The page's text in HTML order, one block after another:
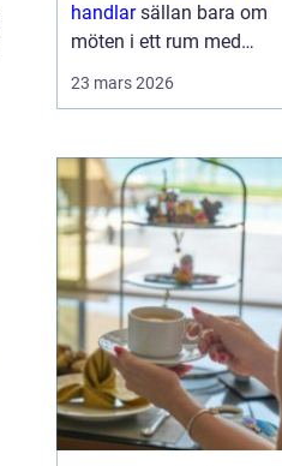
handlarsällan bara om
möten i ett rum med
människor faktiskt
hinner mötas, tänka klart
och bygga relatio...
23 mars 2026